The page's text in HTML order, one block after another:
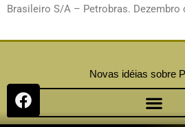
Brasileiro S/A – Petrobras. Dezembro
Novas idéias sobre